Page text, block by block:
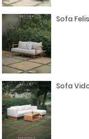
Sofa Felis
Sofa